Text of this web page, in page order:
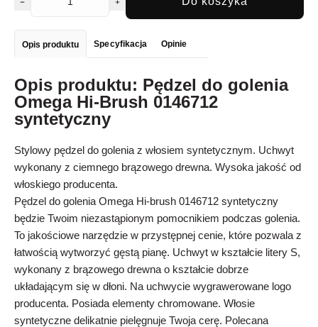
Opis produktu Specyfikacja Opinie
Opis produktu: Pędzel do golenia
Omega Hi-Brush 0146712
syntetyczny
Stylowy pędzel do golenia z włosiem syntetycznym. Uchwyt
wykonany z ciemnego brązowego drewna. Wysoka jakość od
włoskiego producenta.
Pędzel do golenia Omega Hi-brush 0146712 syntetyczny
będzie Twoim niezastąpionym pomocnikiem podczas golenia.
To jakościowe narzędzie w przystępnej cenie, które pozwala z
łatwością wytworzyć gęstą pianę. Uchwyt w kształcie litery S,
wykonany z brązowego drewna o kształcie dobrze
układającym się w dłoni. Na uchwycie wygrawerowane logo
producenta. Posiada elementy chromowane. Włosie
syntetyczne delikatnie pielęgnuje Twoja cerę. Polecana